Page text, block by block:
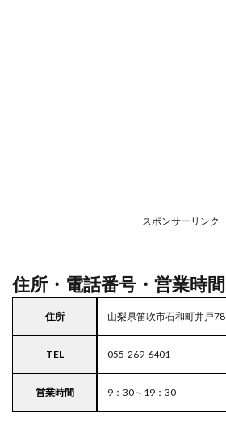
スポンサーリンク
住所・電話番号・営業時間
住所 山梨県笛吹市石和町井戸
TEL 055-269-6401
営業時間 9：30～19：30